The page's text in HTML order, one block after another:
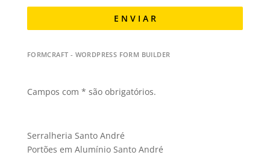
E N V I A R
FORMCRAFT - WORDPRESS FORM BUILDER
Campos com * são obrigatórios.
Serralheria Santo André
Portões em Alumínio Santo André